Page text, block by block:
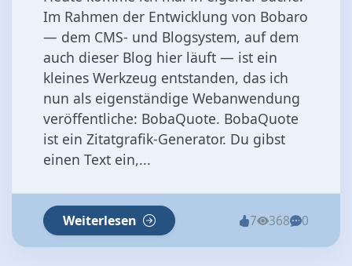
Im Rahmen der Entwicklung von Bobaro
— dem CMS- und Blogsystem, auf dem
auch dieser Blog hier läuft — ist ein
kleines Werkzeug entstanden, das ich
nun als eigenständige Webanwendung
veröffentliche: BobaQuote. BobaQuote
ist ein Zitatgrafik-Generator. Du gibst
einen Text ein,...
Weiterlesen 7 368 0